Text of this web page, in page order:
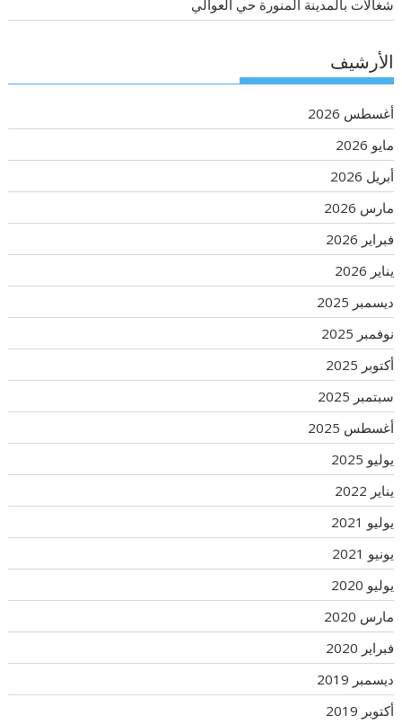
شغالات بالمدينة المنورة حي العوالي
الأرشيف
أغسطس 2026
مايو 2026
أبريل 2026
مارس 2026
فبراير 2026
يناير 2026
ديسمبر 2025
نوفمبر 2025
أكتوبر 2025
سبتمبر 2025
أغسطس 2025
يوليو 2025
يناير 2022
يوليو 2021
يونيو 2021
يوليو 2020
مارس 2020
فبراير 2020
ديسمبر 2019
أكتوبر 2019